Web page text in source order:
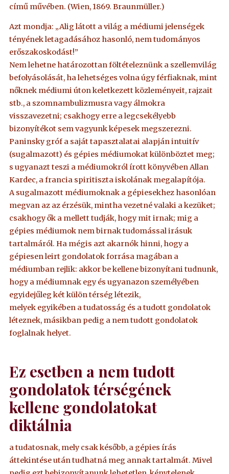
című művében. (Wien, 1869. Braunmüller.)
Azt mondja: „Alig látott a világ a médiumi jelenségek
tényének letagadásához hasonló, nem tudományos
erőszakoskodást!”
Nem lehetne határozottan föltételeznünk a szellemvilág
befolyásolását, ha lehetséges volna úgy férfiaknak, mint
nőknek médiumi úton keletkezett közleményeit, rajzait
stb., a szomnambulizmusra vagy álmokra
visszavezetni; csakhogy erre a legcsekélyebb
bizonyítékot sem vagyunk képesek megszerezni.
Paninsky gróf a saját tapasztalatai alapján intuitív
(sugalmazott) és gépies médiumokat különböztet meg;
s ugyanazt teszi a médiumokról írott könyvében Allan
Kardec, a francia spiritiszta iskolának megalapítója.
A sugalmazott médiumoknak a gépiesekhez hasonlóan
megvan az az érzésük, mintha vezetné valaki a kezüket;
csakhogy ők a mellett tudják, hogy mit irnak; mig a
gépies médiumok nem birnak tudomással irásuk
tartalmáról. Ha mégis azt akarnók hinni, hogy a
gépiesen leirt gondolatok forrása magában a
médiumban rejlik: akkor be kellene bizonyítani tudnunk,
hogy a médiumnak egy és ugyanazon személyében
egyidejűleg két külön térség létezik,
melyek egyikében a tudatosság és a tudott gondolatok
léteznek, másikban pedig a nem tudott gondolatok
foglalnak helyet.
Ez esetben a nem tudott
gondolatok térségének
kellene gondolatokat
diktálnia
a tudatosnak, mely csak később, a gépies írás
áttekintése után tudhatná meg annak tartalmát. Mivel